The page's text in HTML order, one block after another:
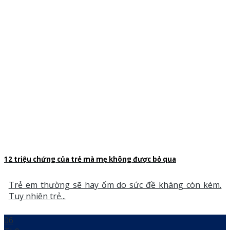
12 triệu chứng của trẻ mà mẹ không được bỏ qua
Trẻ em thường sẽ hay ốm do sức đề kháng còn kém.
Tuy nhiên trẻ...
06